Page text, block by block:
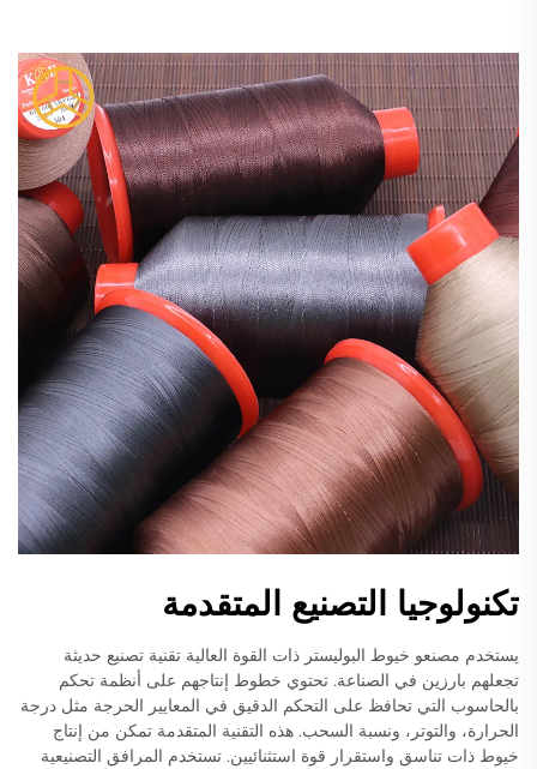
تكنولوجيا التصنيع المتقدمة
يستخدم مصنعو خيوط البوليستر ذات القوة العالية تقنية تصنيع حديثة
تجعلهم بارزين في الصناعة. تحتوي خطوط إنتاجهم على أنظمة تحكم
بالحاسوب التي تحافظ على التحكم الدقيق في المعايير الحرجة مثل درجة
الحرارة، والتوتر، ونسبة السحب. هذه التقنية المتقدمة تمكن من إنتاج
خيوط ذات تناسق واستقرار قوة استثنائيين. تستخدم المرافق التصنيعية